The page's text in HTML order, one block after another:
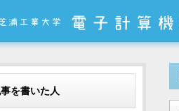
を書いた人